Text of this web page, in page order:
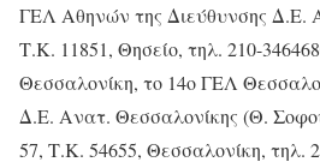
ΓΕΛ Αθηνών της Διεύθυνσης Δ.Ε.
Τ.Κ. 11851, Θησείο, τηλ. 210-
Θεσσαλονίκη, το 14ο ΓΕΛ
Δ.Ε. Ανατ. Θεσσαλονίκης (Θ.
57, Τ.Κ. 54655, Θεσσαλονίκη, τηλ.